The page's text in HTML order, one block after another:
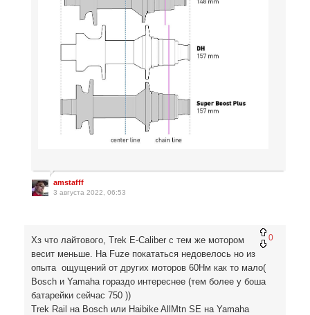
amstafff
3 августа 2022, 06:53
0
Хз что лайтового, Trek E-Caliber с тем же мотором
весит меньше. На Fuze покататься недовелось но из
опыта ощущений от других моторов 60Нм как то мало(
Bosch и Yamaha гораздо интереснее (тем более у боша
батарейки сейчас 750 ))
Trek Rail на Bosch или Haibike AllMtn SE на Yamaha